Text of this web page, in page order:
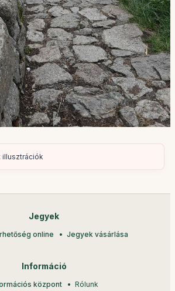
illusztrációk
Jegyek
online Jegyek vásárlása
Információ
központ Rólunk